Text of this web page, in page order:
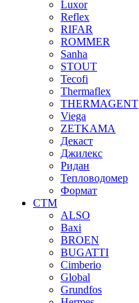
Luxor
Reflex
RIFAR
ROMMER
Sanha
STOUT
Tecofi
Thermaflex
THERMAGENT
Viega
ZETKAMA
Декаст
Джилекс
Ридан
Тепловодомер
Формат
СТМ
ALSO
Baxi
BROEN
BUGATTI
Cimberio
Global
Grundfos